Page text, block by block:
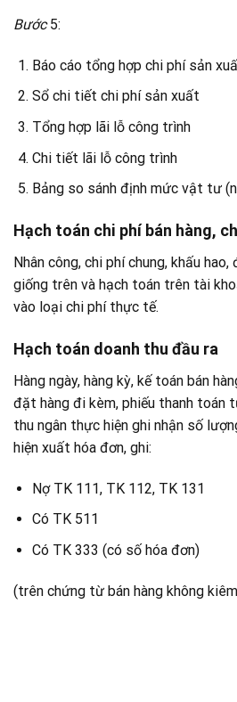
Bước5:
Báo cáo tổng hợp chi phí sản
Sổ chi tiết chi phí sản xuất
Tổng hợp lãi lỗ công trình
Chi tiết lãi lỗ công trình
Bảng so sánh định mức vật tư
Hạch toán chi phí bán hàng,
Nhân công, chi phí chung, khấu
giống trên và hạch toán trên tài
vào loại chi phí thực tế.
Hạch toán doanh thu đầu ra
Hàng ngày, hàng kỳ, kế toán bán
đặt hàng đi kèm, phiếu thanh toán
thu ngân thực hiện ghi nhận số
hiện xuất hóa đơn, ghi:
Nợ TK 111, TK 112, TK 131
Có TK 511
Có TK 333 (có số hóa đơn)
(trên chứng từ bán hàng không